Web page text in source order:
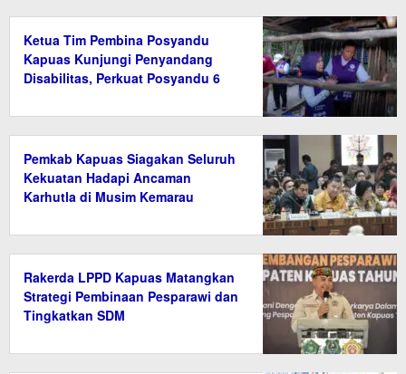
Ketua Tim Pembina Posyandu
Kapuas Kunjungi Penyandang
Disabilitas, Perkuat Posyandu 6
Pemkab Kapuas Siagakan Seluruh
Kekuatan Hadapi Ancaman
Karhutla di Musim Kemarau
Rakerda LPPD Kapuas Matangkan
Strategi Pembinaan Pesparawi dan
Tingkatkan SDM